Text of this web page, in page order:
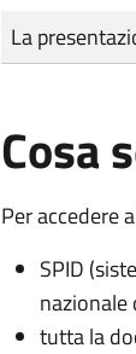
Tipo di
Importo
La
Cosa
Per accedere
SPID
nazionale
tutta la